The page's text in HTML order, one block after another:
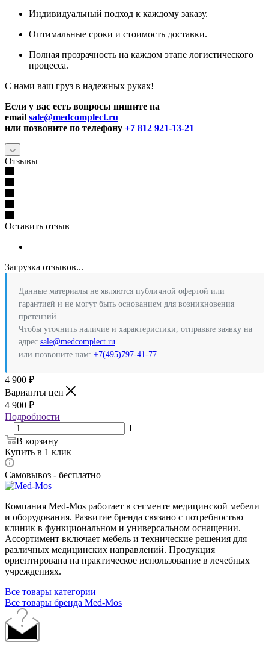
Индивидуальный подход к каждому заказу.
Оптимальные сроки и стоимость доставки.
Полная прозрачность на каждом этапе логистического
процесса.
С нами ваш груз в надежных руках!
Если у вас есть вопросы пишите на
email sale@medcomplect.ru
или позвоните по телефону +7 812 921-13-21
Отзывы
Оставить отзыв
Загрузка отзывов...
Данные материалы не являются публичной офертой или
гарантией и не могут быть основанием для возникновения
претензий.
Чтобы уточнить наличие и характеристики, отправьте заявку на
адрес sale@medcomplect.ru
или позвоните нам: +7(495)797-41-77.
4 900 ₽
Варианты цен
4 900 ₽
Подробности
В корзину
Купить в 1 клик
Самовывоз - бесплатно
Компания Med-Mos работает в сегменте медицинской мебели
и оборудования. Развитие бренда связано с потребностью
клиник в функциональном и универсальном оснащении.
Ассортимент включает мебель и технические решения для
различных медицинских направлений. Продукция
ориентирована на практическое использование в лечебных
учреждениях.
Все товары категории
Все товары бренда Med-Mos